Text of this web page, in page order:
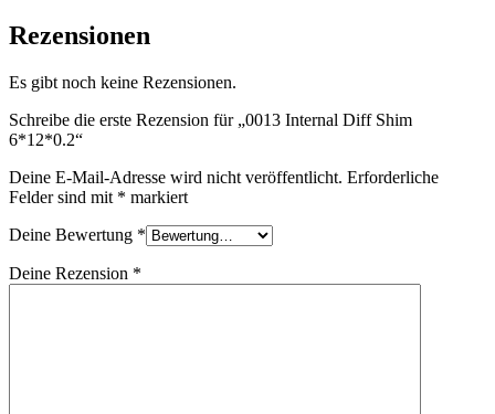
Rezensionen
Es gibt noch keine Rezensionen.
Schreibe die erste Rezension für „0013 Internal Diff Shim
6*12*0.2“
Deine E-Mail-Adresse wird nicht veröffentlicht. Erforderliche
Felder sind mit * markiert
Deine Bewertung *
Deine Rezension *